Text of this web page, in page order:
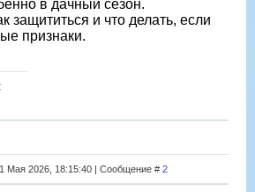
в дачный сезон.
защититься и что делать, если
признаки.
Мая 2026, 18:15:40 | Сообщение # 2